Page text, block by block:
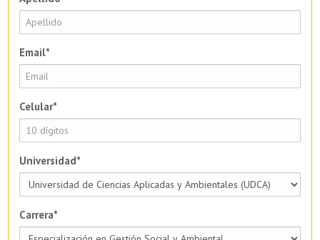
Email*
Celular*
Universidad*
Carrera*